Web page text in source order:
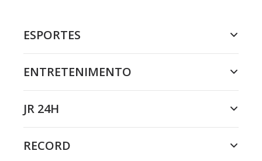
ESPORTES
ENTRETENIMENTO
JR 24H
RECORD